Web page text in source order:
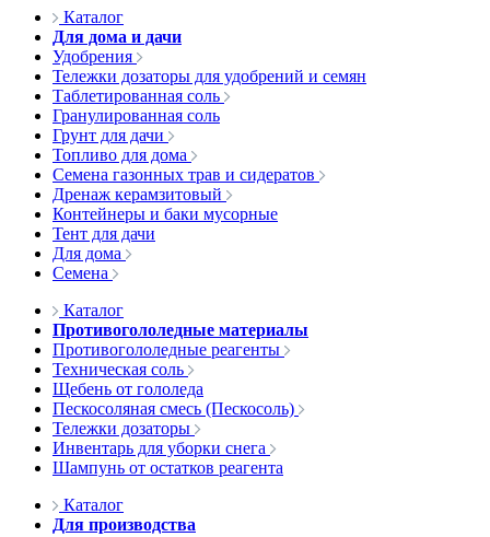
Каталог
Для дома и дачи
Удобрения
Тележки дозаторы для удобрений и семян
Таблетированная соль
Гранулированная соль
Грунт для дачи
Топливо для дома
Семена газонных трав и сидератов
Дренаж керамзитовый
Контейнеры и баки мусорные
Тент для дачи
Для дома
Семена
Каталог
Противогололедные материалы
Противогололедные реагенты
Техническая соль
Щебень от гололеда
Пескосоляная смесь (Пескосоль)
Тележки дозаторы
Инвентарь для уборки снега
Шампунь от остатков реагента
Каталог
Для производства